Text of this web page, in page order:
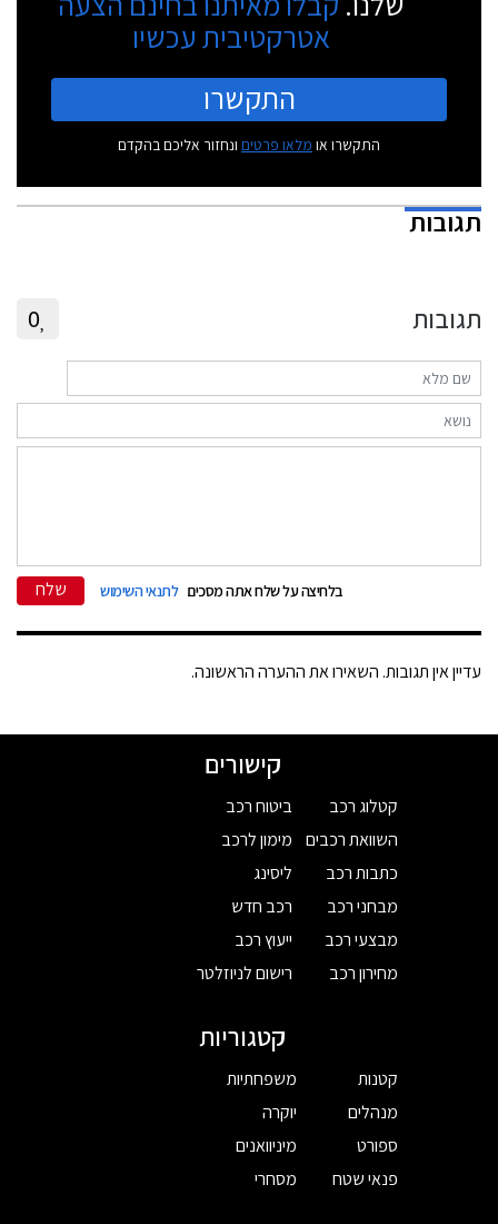
אטרקטיבית עכשיו
התקשרו
התקשרו או מלאו פרטים ונחזור אליכם בהקדם
תגובות
תגובות 0
בלחיצה על שלח אתה מסכים לתנאי השימוש שלח
עדיין אין תגובות. השאירו את ההערה הראשונה.
קישורים
קטלוג רכב
השוואת רכבים
כתבות רכב
מבחני רכב
מבצעי רכב
מחירון רכב
ביטוח רכב
מימון לרכב
ליסינג
רכב חדש
ייעוץ רכב
רישום לניוזלטר
קטגוריות
קטנות
מנהלים
ספורט
פנאי שטח
משפחתיות
יוקרה
מיניוואנים
מסחרי